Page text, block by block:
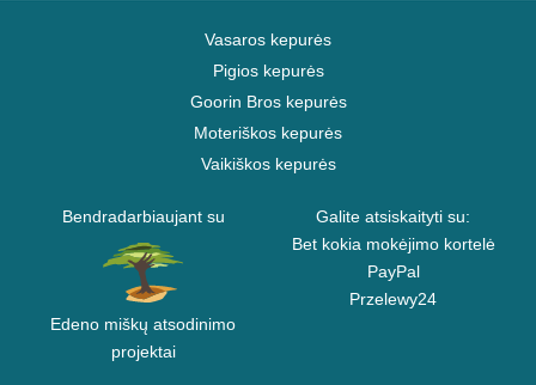
Vasaros kepurės
Pigios kepurės
Goorin Bros kepurės
Moteriškos kepurės
Vaikiškos kepurės
Bendradarbiaujant su
Edeno miškų atsodinimo
projektai
Galite atsiskaityti su:
Bet kokia mokėjimo kortelė
PayPal
Przelewy24